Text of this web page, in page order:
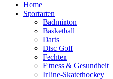
Home
Sportarten
Badminton
Basketball
Darts
Disc Golf
Fechten
Fitness & Gesundheit
Inline-Skaterhockey